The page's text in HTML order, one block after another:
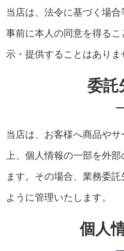
当店は、法令に基づく場合
事前に本人の同意を得る
示・提供することはありま
委託
当店は、お客様へ商品や
上、個人情報の一部を外
ます。その場合、業務委
ように管理いたします。
個人